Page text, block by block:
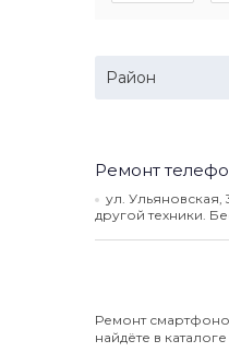
Район
Ремонт
ул. Ульяновская,
другой техники.
Ремонт
найдёте в каталоге